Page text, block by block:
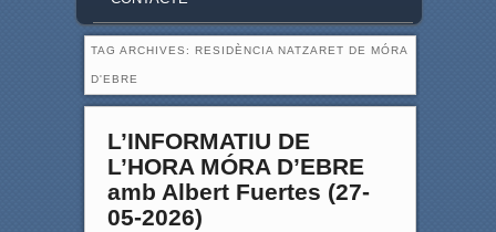
TAG ARCHIVES: RESIDÈNCIA NATZARET DE MÓRA
D'EBRE
L’INFORMATIU DE
L’HORA MÓRA D’EBRE
amb Albert Fuertes (27-
05-2026)